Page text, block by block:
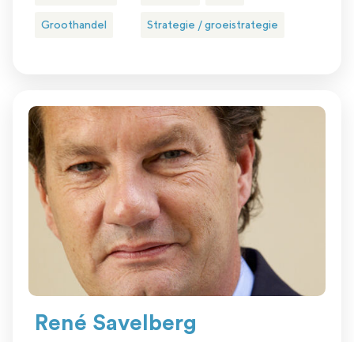
Groothandel Strategie / groeistrategie
René Savelberg